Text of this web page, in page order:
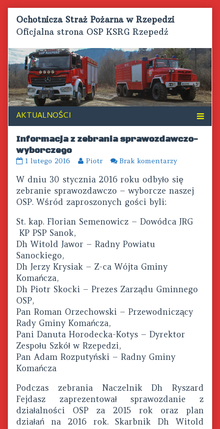
content
Ochotnicza Straż Pożarna w Rzepedzi
Oficjalna strona OSP KSRG Rzepedź
Informacja z zebrania sprawozdawczo-
wyborczego
Informacja
zebrania
sprawozdawczo-
wyborczego
published
on
1 lutego 2016
Read
posts
by
author
Informacja
zebrania
wyborczego,
Piotr Brak komentarzydo
z
zebrania
W dniu 30 stycznia 2016 roku odbyło się
zebranie sprawozdawczo – wyborcze naszej
OSP. Wśród zaproszonych gości byli:
St. kap. Florian Semenowicz – Dowódca JRG
KP PSP Sanok,
Dh Witold Jawor – Radny Powiatu
Sanockiego,
Dh Jerzy Krysiak – Z-ca Wójta Gminy
Komańcza,
Dh Piotr Skocki – Prezes Zarządu Gminnego
OSP,
Pan Roman Orzechowski – Przewodniczący
Rady Gminy Komańcza,
Pani Danuta Horodecka-Kotys – Dyrektor
Zespołu Szkół w Rzepedzi,
Pan Adam Rozputyński – Radny Gminy
Komańcza
Podczas zebrania Naczelnik Dh Ryszard
Fejdasz zaprezentował sprawozdanie z
działalności OSP za 2015 rok oraz plan
działań na 2016 rok. Skarbnik Dh Witold